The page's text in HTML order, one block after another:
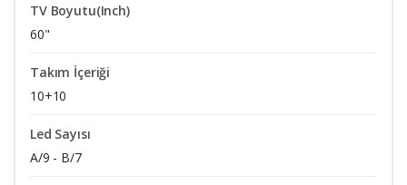
TV Boyutu(Inch)
60"
Takım İçeriği
10+10
Led Sayısı
A/9 - B/7